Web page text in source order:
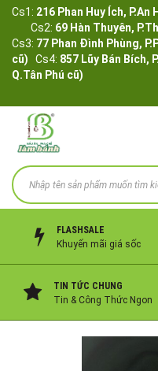
Cs1: 216 Phan Huy Ích,
Cs2: 69 Hàn Thuyên,
Cs3: 77 Phan Đình Phùng,
cũ) Cs4: 857 Lũy Bán Bích,
Q.Tân Phú cũ)
FLASHSALE
Khuyến mãi giá sốc
TIN TỨC CHUNG
Tin & Công Thức Ngon